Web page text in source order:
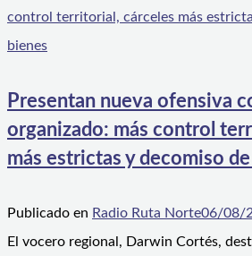
Presentan nueva ofensiva
organizado: más control
más estrictas y decomiso
Publicado en Radio Ruta Norte06/08/
El vocero regional, Darwin Cortés,